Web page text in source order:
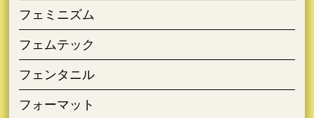
フェミニズム
フェムテック
フェンタニル
フォーマット